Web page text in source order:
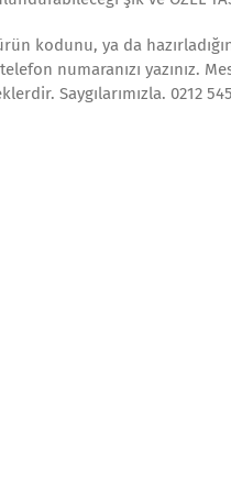
kodunu, ya da
numaranızı yazınız.
Saygılarımızla. 0212